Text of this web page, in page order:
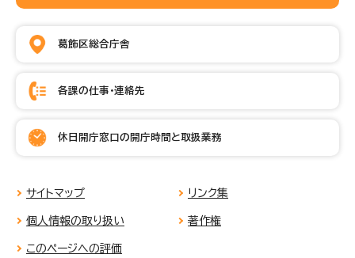
葛飾区総合庁舎
各課の仕事・連絡先
休日開庁窓口の開庁時間と取扱業務
サイトマップ リンク集
個人情報の取り扱い 著作権
このページへの評価